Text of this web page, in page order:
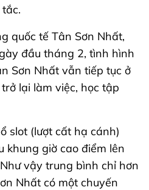
quốc tế Tân Sơn Nhất,
đầu tháng 2, tình hình
Sơn Nhất vẫn tiếp tục ở
lại làm việc, học tập
slot (lượt cất hạ cánh)
khung giờ cao điểm lên
vậy trung bình chỉ hơn
Nhất có một chuyến